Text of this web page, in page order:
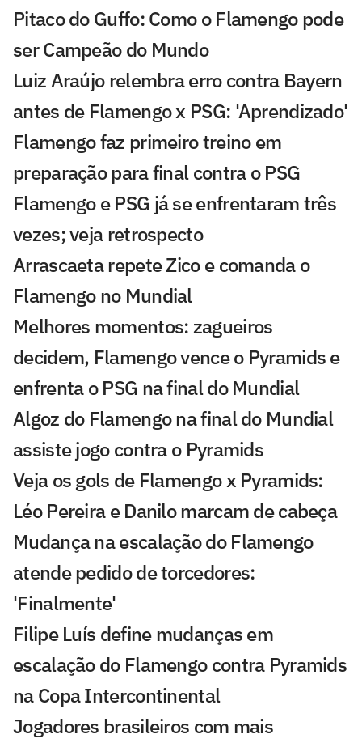
Pitaco do Guffo: Como o Flamengo pode
ser Campeão do Mundo
Luiz Araújo relembra erro contra Bayern
antes de Flamengo x PSG: 'Aprendizado'
Flamengo faz primeiro treino em
preparação para final contra o PSG
Flamengo e PSG já se enfrentaram três
vezes; veja retrospecto
Arrascaeta repete Zico e comanda o
Flamengo no Mundial
Melhores momentos: zagueiros
decidem, Flamengo vence o Pyramids e
enfrenta o PSG na final do Mundial
Algoz do Flamengo na final do Mundial
assiste jogo contra o Pyramids
Veja os gols de Flamengo x Pyramids:
Léo Pereira e Danilo marcam de cabeça
Mudança na escalação do Flamengo
atende pedido de torcedores:
'Finalmente'
Filipe Luís define mudanças em
escalação do Flamengo contra Pyramids
na Copa Intercontinental
Jogadores brasileiros com mais